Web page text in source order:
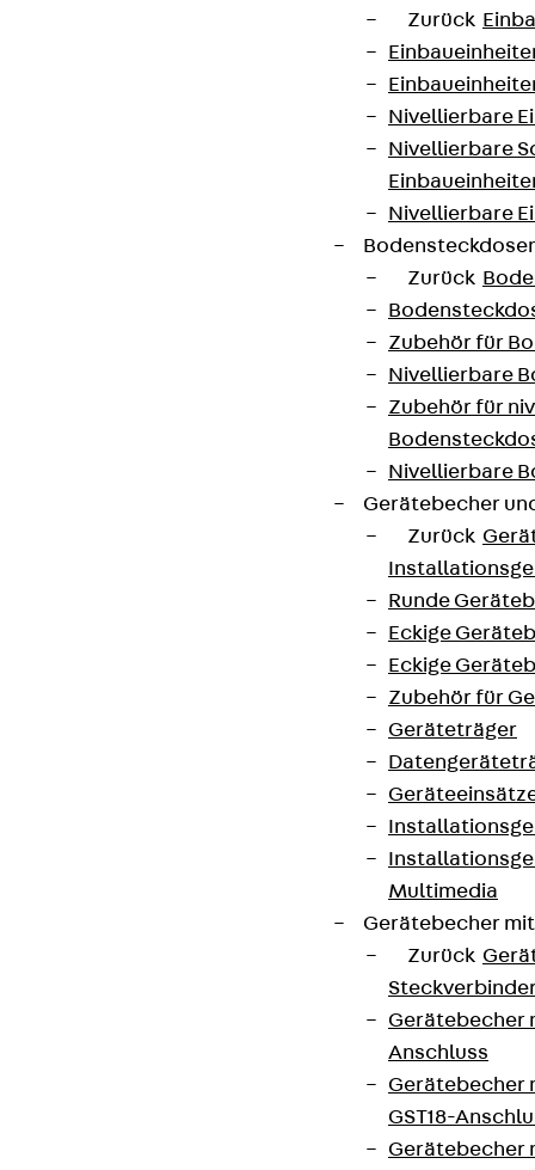
Zurück
Nivellierbare
Nivellierbare
Nivellierbare
Zurück
Zubehör für
Nivellierbare
Zubehör für
Nivellierbare
Gerätebecher
Zurück
Runde
Eckige
Eckige
Zubehör für
Geräteträger
Multimedia
Gerätebecher
Zurück
Gerätebecher
Anschluss
Gerätebecher
GST18-
Gerätebecher